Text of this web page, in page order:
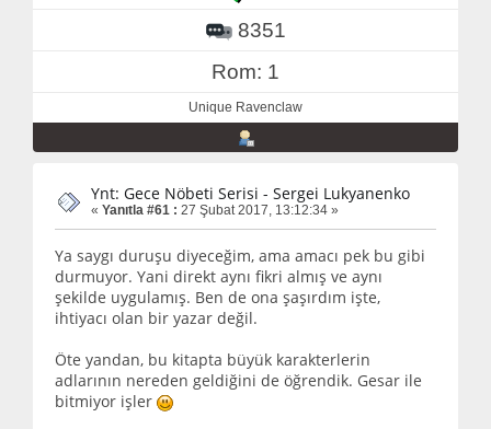
8351
Rom: 1
Unique Ravenclaw
Ynt: Gece Nöbeti Serisi - Sergei Lukyanenko
« Yanıtla #61 : 27 Şubat 2017, 13:12:34 »
Ya saygı duruşu diyeceğim, ama amacı pek bu gibi
durmuyor. Yani direkt aynı fikri almış ve aynı
şekilde uygulamış. Ben de ona şaşırdım işte,
ihtiyacı olan bir yazar değil.
Öte yandan, bu kitapta büyük karakterlerin
adlarının nereden geldiğini de öğrendik. Gesar ile
bitmiyor işler